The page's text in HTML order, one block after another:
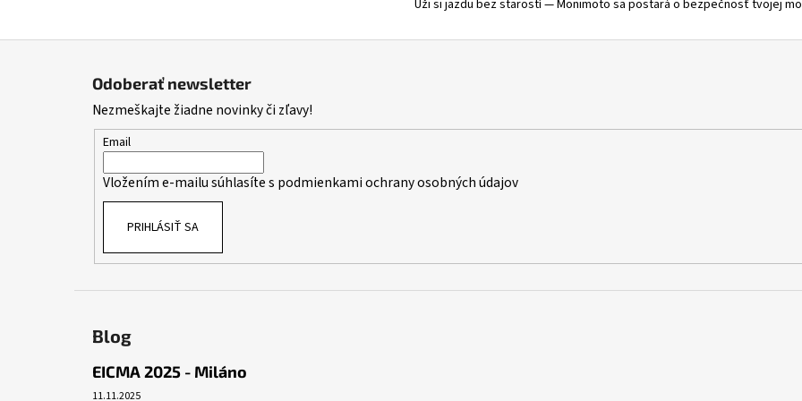
Uži si jazdu bez starostí — Monimoto sa postará o bezpečnosť tvojej
Odoberať newsletter
Nezmeškajte žiadne novinky či zľavy!
Email
Vložením e-mailu súhlasíte s podmienkami ochrany osobných údajov
PRIHLÁSIŤ SA
Blog
EICMA 2025 - Miláno
11.11.2025